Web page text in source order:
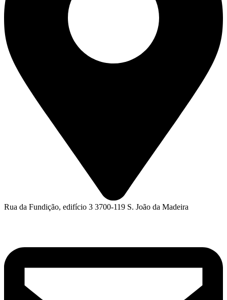
Rua da Fundição, edifício 3 3700-119 S. João da Madeira